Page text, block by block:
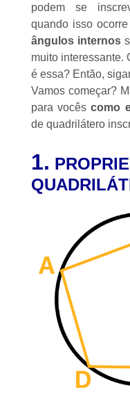
podem se
quando isso
ângulos internos
muito interessante.
é essa? Então,
Vamos começar?
para vocêscomo
de quadrilátero
1.